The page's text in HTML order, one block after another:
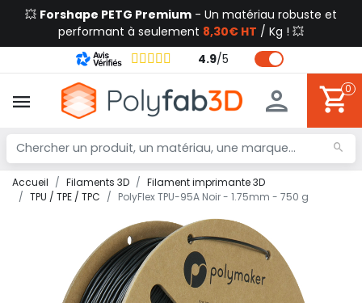
💥 Forshape PETG Premium - Un matériau robuste et
performant à seulement 8,30€ HT / Kg ! 💥
4.9/5
0
Accueil Filaments 3D
Filament imprimante 3D
TPU / TPE / TPC
PolyFlex TPU-95A Noir - 1.75mm - 750 g